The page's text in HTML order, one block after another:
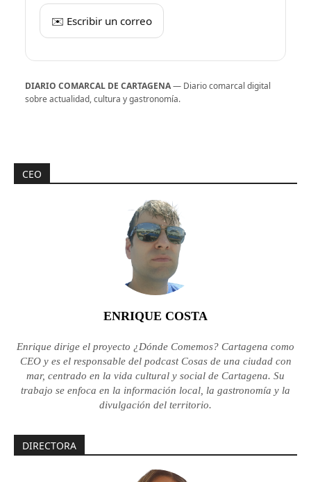
✉️ Escribir un correo
DIARIO COMARCAL DE CARTAGENA— Diario comarcal digital
sobre actualidad, cultura y gastronomía.
CEO
ENRIQUE COSTA
Enrique dirige el proyecto ¿Dónde Comemos? Cartagena como
CEO y es el responsable del podcast Cosas de una ciudad con
mar, centrado en la vida cultural y social de Cartagena. Su
trabajo se enfoca en la información local, la gastronomía y la
divulgación del territorio.
DIRECTORA